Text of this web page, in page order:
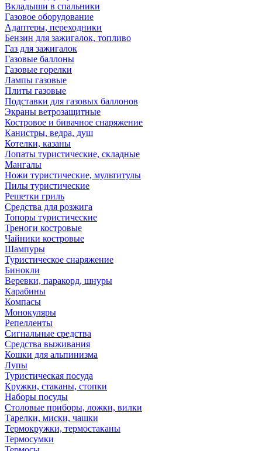
Вкладыши в спальники
Газовое оборудование
Адаптеры, переходники
Бензин для зажигалок, топливо
Газ для зажигалок
Газовые баллоны
Газовые горелки
Лампы газовые
Плиты газовые
Подставки для газовых баллонов
Экраны ветрозащитные
Костровое и бивачное снаряжение
Канистры, ведра, душ
Котелки, казаны
Лопаты туристические, складные
Мангалы
Ножи туристические, мультитулы
Пилы туристические
Решетки гриль
Средства для розжига
Топоры туристические
Треноги костровые
Чайники костровые
Шампуры
Туристическое снаряжение
Бинокли
Веревки, паракорд, шнуры
Карабины
Компасы
Монокуляры
Репелленты
Сигнальные средства
Средства выживания
Кошки для альпинизма
Лупы
Туристическая посуда
Кружки, стаканы, стопки
Наборы посуды
Столовые приборы, ложки, вилки
Тарелки, миски, чашки
Термокружки, термостаканы
Термосумки